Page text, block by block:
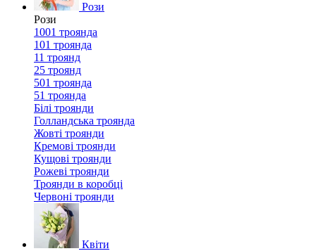
Рози
Рози
1001 троянда
101 троянда
11 троянд
25 троянд
501 троянда
51 троянда
Білі троянди
Голландська троянда
Жовті троянди
Кремові троянди
Кущові троянди
Рожеві троянди
Троянди в коробці
Червоні троянди
Квіти